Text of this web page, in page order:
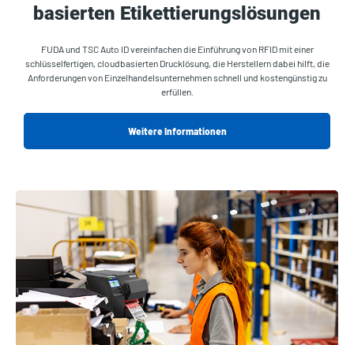
basierten Etikettierungslösungen
FUDA und TSC Auto ID vereinfachen die Einführung von RFID mit einer
schlüsselfertigen, cloudbasierten Drucklösung, die Herstellern dabei hilft, die
Anforderungen von Einzelhandelsunternehmen schnell und kostengünstig zu
erfüllen.
Weitere Informationen